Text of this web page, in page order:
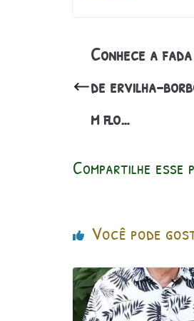
Conhece a
de ervilha-
m flo…
Compartilhe esse
Você pode